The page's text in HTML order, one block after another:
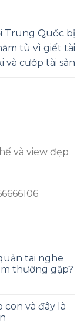
Trung Quốc bị
tù vì giết tài
và cướp tài sản
và view đẹp
tai nghe
thường gặp?
và đây là